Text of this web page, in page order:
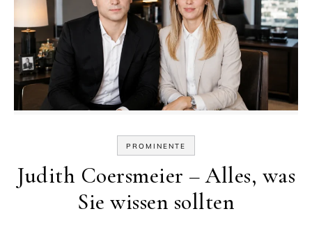
PROMINENTE
Judith Coersmeier – Alles, was
Sie wissen sollten